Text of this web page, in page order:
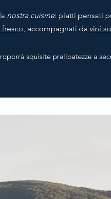
nostra cuisine: piatti pensati
, accompagnati da vini
squisite prelibatezze a